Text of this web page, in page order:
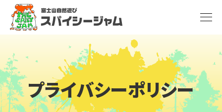
プライバシーポリシー